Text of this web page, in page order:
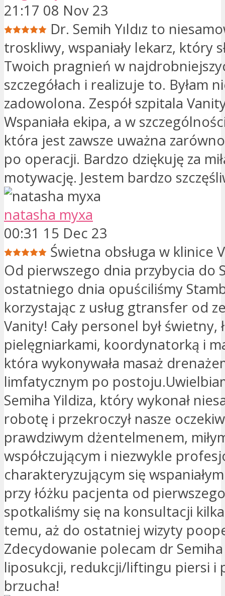
21:17 08 Nov 23
Dr. Semih Yıldız to
troskliwy, wspaniały lekarz, który
Twoich pragnień w
szczegółach i realizuje to. Byłam
zadowolona. Zespół szpitala
Wspaniała ekipa, a w
która jest zawsze uważna
po operacji. Bardzo dziękuję za
motywację. Jestem bardzo
natasha myxa
00:31 15 Dec 23
Świetna obsługa w klinice
Od pierwszego dnia przybycia do
ostatniego dnia opuściliśmy
korzystając z usług gtransfer od
Vanity! Cały personel był świetny,
pielęgniarkami, koordynatorką i
która wykonywała masaż
limfatycznym po
Semiha Yildiza, który wykonał
robotę i przekroczył nasze
prawdziwym dżentelmenem,
współczującym i niezwykle
charakteryzującym się
przy łóżku pacjenta od
spotkaliśmy się na konsultacji
temu, aż do ostatniej wizyty
Zdecydowanie polecam dr
liposukcji, redukcji/liftingu piersi i
brzucha!